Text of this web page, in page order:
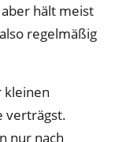
hält meist
regelmäßig
kleinen
verträgst.
nur nach